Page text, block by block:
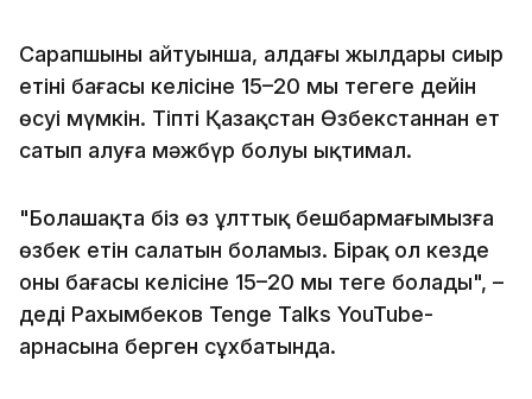
Сарапшының айтуынша, алдағы жылдары сиыр
етінің бағасы келісіне 15–20 мың теңгеге дейін
өсуі мүмкін. Тіпті Қазақстан Өзбекстаннан ет
сатып алуға мәжбүр болуы ықтимал.
"Болашақта біз өз ұлттық бешбармағымызға
өзбек етін салатын боламыз. Бірақ ол кезде
оның бағасы келісіне 15–20 мың теңге болады", –
деді Рахымбеков Tenge Talks YouTube-
арнасына берген сұхбатында.